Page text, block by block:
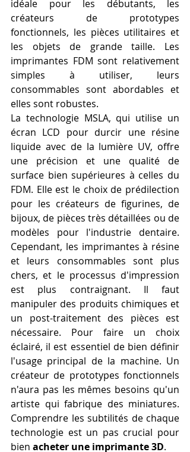
idéale pour les débutants, les
créateurs de prototypes
fonctionnels, les pièces utilitaires et
les objets de grande taille. Les
imprimantes FDM sont relativement
simples à utiliser, leurs
consommables sont abordables et
elles sont robustes.
La technologie MSLA, qui utilise un
écran LCD pour durcir une résine
liquide avec de la lumière UV, offre
une précision et une qualité de
surface bien supérieures à celles du
FDM. Elle est le choix de prédilection
pour les créateurs de figurines, de
bijoux, de pièces très détaillées ou de
modèles pour l'industrie dentaire.
Cependant, les imprimantes à résine
et leurs consommables sont plus
chers, et le processus d'impression
est plus contraignant. Il faut
manipuler des produits chimiques et
un post-traitement des pièces est
nécessaire. Pour faire un choix
éclairé, il est essentiel de bien définir
l'usage principal de la machine. Un
créateur de prototypes fonctionnels
n'aura pas les mêmes besoins qu'un
artiste qui fabrique des miniatures.
Comprendre les subtilités de chaque
technologie est un pas crucial pour
bien acheter une imprimante 3D.